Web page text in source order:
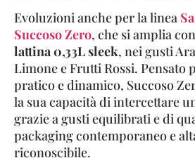
Evoluzioni anche per la linea
Succoso Zero, che si amplia
lattina 0,33L sleek, nei gusti
Limone e Frutti Rossi. Pensato
pratico e dinamico, Succoso
la sua capacità di intercettare
grazie a gusti equilibrati e di
packaging contemporaneo e
riconoscibile.